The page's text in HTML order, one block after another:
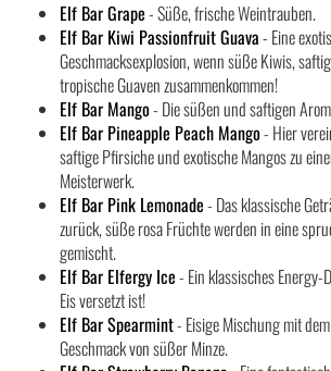
Elf Bar Grape- Süße, frische Weintrauben.
Elf Bar Kiwi Passionfruit Guava- Eine
Geschmacksexplosion, wenn süße Kiwis,
tropische Guaven zusammenkommen!
Elf Bar Mango- Die süßen und saftigen
Elf Bar Pineapple Peach Mango- Hier
saftige Pfirsiche und exotische Mangos zu
Meisterwerk.
Elf Bar Pink Lemonade- Das klassische
zurück, süße rosa Früchte werden in eine
gemischt.
Elf Bar Elfergy Ice- Ein klassisches
Eis versetzt ist!
Elf Bar Spearmint- Eisige Mischung mit
Geschmack von süßer Minze.